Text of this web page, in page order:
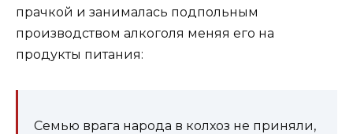
прачкой и занималась подпольным
производством алкоголя меняя его на
продукты питания:
Семью врага народа в колхоз не приняли,